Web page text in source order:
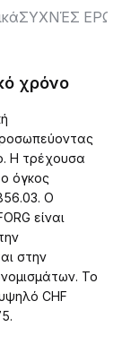
ΣΥΧΝΈΣ
χρόνο
Η τρέχουσα
όγκος
Ο
είναι
στην
Το
CHF